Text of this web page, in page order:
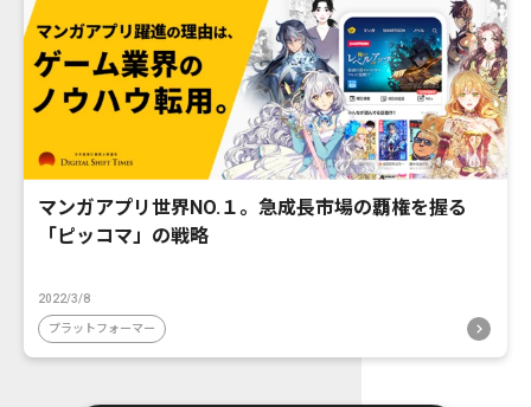
マンガアプリ世界NO.１。急成長市場の覇権を握る
「ピッコマ」の戦略
2022/3/8
プラットフォーマー